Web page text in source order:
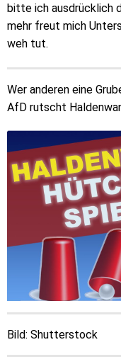
bitte ich ausdrücklich
mehr freut mich
weh tut.
Wer anderen eine
AfD rutscht
Bild: Shutterstock